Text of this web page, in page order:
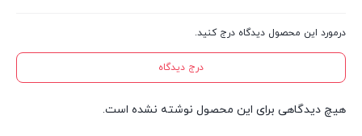
درمورد این محصول دیدگاه درج کنید.
درج دیدگاه
هیچ دیدگاهی برای این محصول نوشته نشده است.